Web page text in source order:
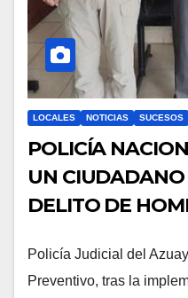
LOCALES NOTICIAS SUCESOS
POLICÍA
UN
DELITO DE
Policía Judicial del
Preventivo, tras la